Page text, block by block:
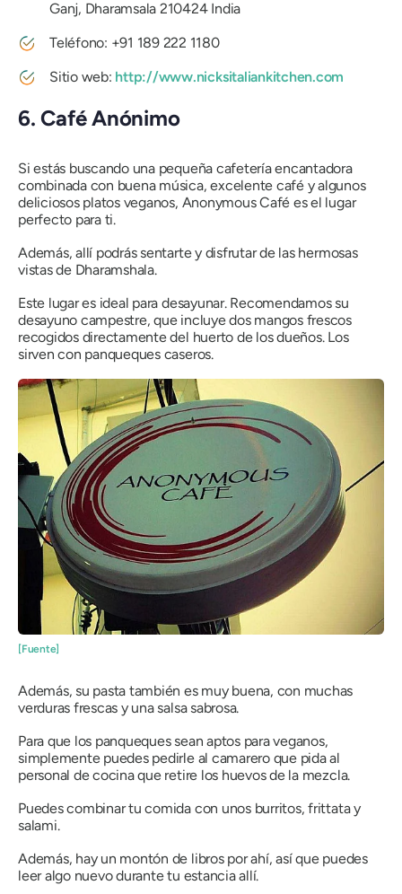
Ganj, Dharamsala 210424 India
Teléfono: +91 189 222 1180
Sitio web: http://www.nicksitaliankitchen.com
6. Café Anónimo
Si estás buscando una pequeña cafetería encantadora
combinada con buena música, excelente café y algunos
deliciosos platos veganos, Anonymous Café es el lugar
perfecto para ti.
Además, allí podrás sentarte y disfrutar de las hermosas
vistas de Dharamshala.
Este lugar es ideal para desayunar. Recomendamos su
desayuno campestre, que incluye dos mangos frescos
recogidos directamente del huerto de los dueños. Los
sirven con panqueques caseros.
[Fuente]
Además, su pasta también es muy buena, con muchas
verduras frescas y una salsa sabrosa.
Para que los panqueques sean aptos para veganos,
simplemente puedes pedirle al camarero que pida al
personal de cocina que retire los huevos de la mezcla.
Puedes combinar tu comida con unos burritos, frittata y
salami.
Además, hay un montón de libros por ahí, así que puedes
leer algo nuevo durante tu estancia allí.